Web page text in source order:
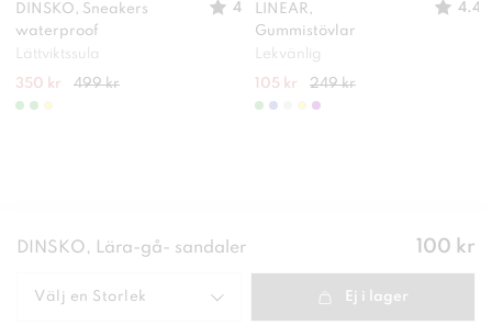
DINSKO, Sneakers
waterproof
4
Lättviktssula
350 kr 499 kr
LINEAR,
Gummistövlar
4.4
Lekvänlig
105 kr 249 kr
DINSKO, Lära-gå- sandaler Pris:
100 kr
Välj en Storlek Ej i lager